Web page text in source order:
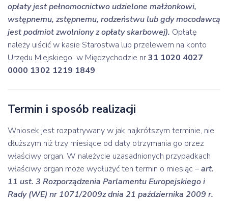
opłaty jest pełnomocnictwo udzielone małżonkowi,
wstępnemu, zstępnemu, rodzeństwu lub gdy mocodawcą
jest podmiot zwolniony z opłaty skarbowej). Opłatę
należy uiścić w kasie Starostwa lub przelewem na konto
Urzędu Miejskiego w Międzychodzie nr31 1020 4027
0000 1302 1219 1849
Termin i sposób realizacji
Wniosek jest rozpatrywany w jak najkrótszym terminie, nie
dłuższym niż trzy miesiące od daty otrzymania go przez
właściwy organ. W należycie uzasadnionych przypadkach
właściwy organ może wydłużyć ten termin o miesiąc –art.
11 ust. 3 Rozporządzenia Parlamentu Europejskiego i
Rady (WE) nr 1071/2009z dnia 21 października 2009 r.